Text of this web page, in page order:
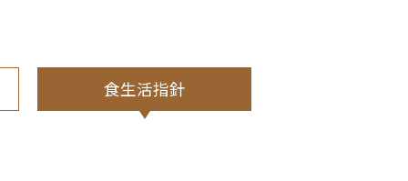
食生活指針